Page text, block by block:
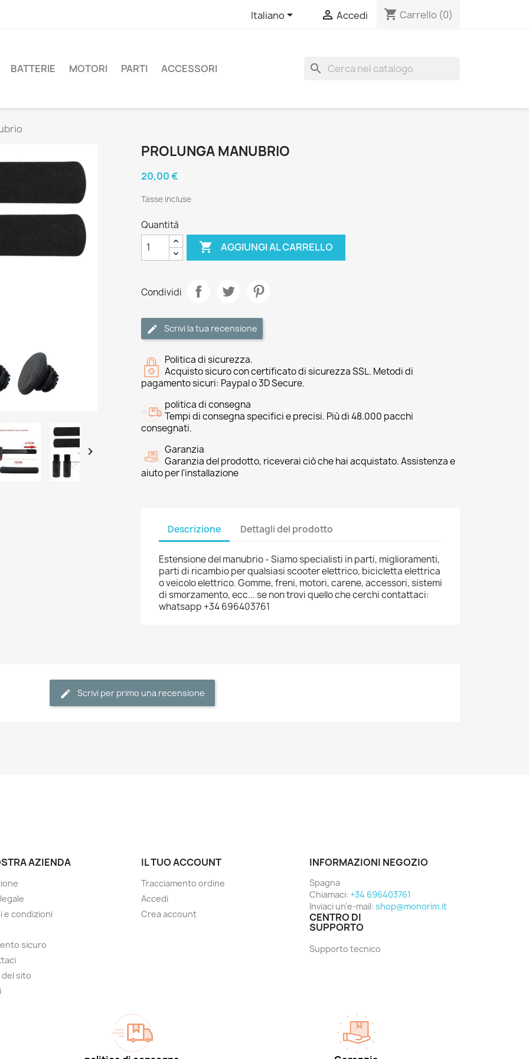
Italiano  Accedi shopping_cart Carrello (0)
BATTERIE MOTORI PARTI ACCESSORI search

PROLUNGA MANUBRIO
20,00 €
Tasse incluse
Quantità
 AGGIUNGI AL CARRELLO
Condividi
Scrivi la tua recensione
Politica di sicurezza.
Acquisto sicuro con certificato di sicurezza SSL. Metodi di
pagamento sicuri: Paypal o 3D Secure.
politica di consegna
Tempi di consegna specifici e precisi. Più di 48.000 pacchi
consegnati.
Garanzia
Garanzia del prodotto, riceverai ciò che hai acquistato. Assistenza e
aiuto per l'installazione
Descrizione Dettagli del prodotto
Estensione del manubrio - Siamo specialisti in parti, miglioramenti,
parti di ricambio per qualsiasi scooter elettrico, bicicletta elettrica
o veicolo elettrico. Gomme, freni, motori, carene, accessori, sistemi
di smorzamento, ecc... se non trovi quello che cerchi contattaci:
whatsapp +34 696403761
Scrivi per primo una recensione
AZIENDA
e condizioni
sicuro
del sito
IL TUO ACCOUNT
Tracciamento ordine
Accedi
Crea account
INFORMAZIONI NEGOZIO
Spagna
Chiamaci: +34 696403761
Inviaci un'e-mail: shop@monorim.it
CENTRO DI
SUPPORTO
Supporto tecnico